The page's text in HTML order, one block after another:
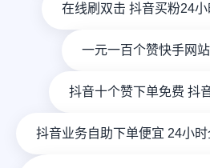
在线刷双击 抖音买粉24
一元一百个赞快手网
抖音十个赞下单免费 抖
抖音业务自助下单便宜 24小